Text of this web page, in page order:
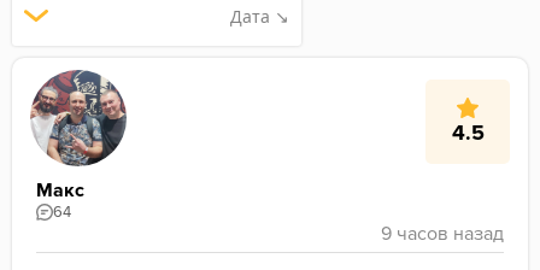
Дата ↘
4.5
Макс
64